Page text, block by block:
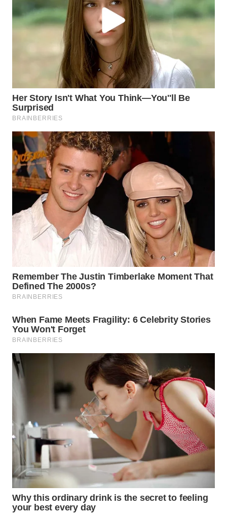
Wahana
WAHANA
TANI
WAHANA
ADVOKAT
WAHANA
INFRASTRUKTUR
WAHANA
KONSUMEN
LISTRIK
WAHANA
WAHANA
TV
WAHANANEWS
WAHANANEWS
NET
WAHANA
SPORT